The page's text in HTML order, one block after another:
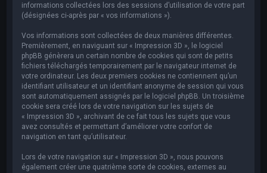
informations collectées lors des sessions d’utilisation de votre part
(désignées ci-après par « vos informations »).
Vos informations sont collectées de deux manières différentes.
Premièrement, en naviguant sur « Impression 3D », le logiciel
phpBB génèrera un certain nombre de cookies qui sont de petits
fichiers téléchargés temporairement par le navigateur internet de
votre ordinateur. Les deux premiers cookies ne contiennent qu’un
identifiant utilisateur et un identifiant anonyme de session qui vous
sont automatiquement assignés par le logiciel phpBB. Un troisième
cookie sera créé lors de votre navigation sur les sujets de
« Impression 3D », archivant de ce fait tous les sujets que vous
avez consultés et permettant d’améliorer votre confort de
navigation en tant qu’utilisateur.
Lors de votre navigation sur « Impression 3D », nous pouvons
également créer une quatrième sorte de cookies, externes au